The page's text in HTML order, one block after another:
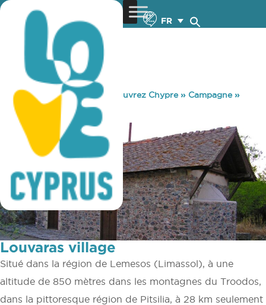
FR
You are here: Home »Découvrez Chypre» Campagne»
Villages » Louvaras village
Louvaras village
Situé dans la région de Lemesos (Limassol), à une
altitude de 850 mètres dans les montagnes du Troodos,
dans la pittoresque région de Pitsilia, à 28 km seulement